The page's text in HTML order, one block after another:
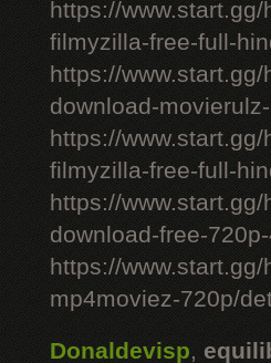
https://
filmyzilla-free-full-
https://
download-
https://
filmyzilla-free-full-
https://
download-free-
https://
mp4moviez-720p/
Donaldevisp,